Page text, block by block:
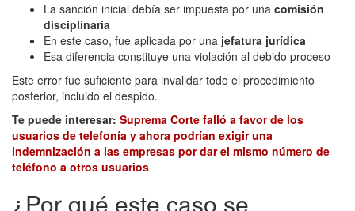
La sanción inicial debía ser impuesta por una comisión
disciplinaria
En este caso, fue aplicada por una jefatura jurídica
Esa diferencia constituye una violación al debido proceso
Este error fue suficiente para invalidar todo el procedimiento
posterior, incluido el despido.
Te puede interesar: Suprema Corte falló a favor de los
usuarios de telefonía y ahora podrían exigir una
indemnización a las empresas por dar el mismo número de
teléfono a otros usuarios
¿Por qué este caso se